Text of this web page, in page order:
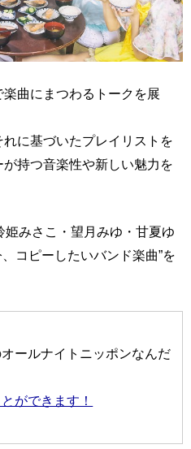
曲にまつわるトークを展
に基づいたプレイリストを
持つ音楽性や新しい魅力を
みさこ・望月みゆ・甘夏ゆ
コピーしたいバンド楽曲”を
ールナイトニッポンなんだ
ができます！